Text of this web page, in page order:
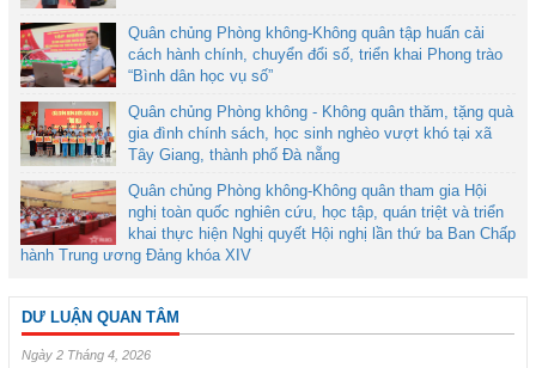
Quân chủng Phòng không-Không quân tập huấn cải
cách hành chính, chuyển đổi số, triển khai Phong trào
“Bình dân học vụ số”
Quân chủng Phòng không - Không quân thăm, tặng quà
gia đình chính sách, học sinh nghèo vượt khó tại xã
Tây Giang, thành phố Đà nẵng
Quân chủng Phòng không-Không quân tham gia Hội
nghị toàn quốc nghiên cứu, học tập, quán triệt và triển
khai thực hiện Nghị quyết Hội nghị lần thứ ba Ban Chấp
hành Trung ương Đảng khóa XIV
DƯ LUẬN QUAN TÂM
Ngày 2 Tháng 4, 2026